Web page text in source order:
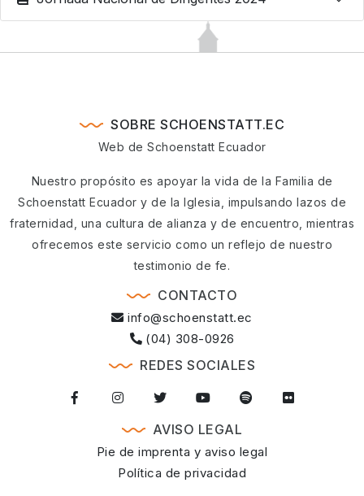
SOBRE SCHOENSTATT.EC
Web de Schoenstatt Ecuador
Nuestro propósito es apoyar la vida de la Familia de
Schoenstatt Ecuador y de la Iglesia, impulsando lazos de
fraternidad, una cultura de alianza y de encuentro, mientras
ofrecemos este servicio como un reflejo de nuestro
testimonio de fe.
CONTACTO
info@schoenstatt.ec
(04) 308-0926
REDES SOCIALES
AVISO LEGAL
Pie de imprenta y aviso legal
Política de privacidad